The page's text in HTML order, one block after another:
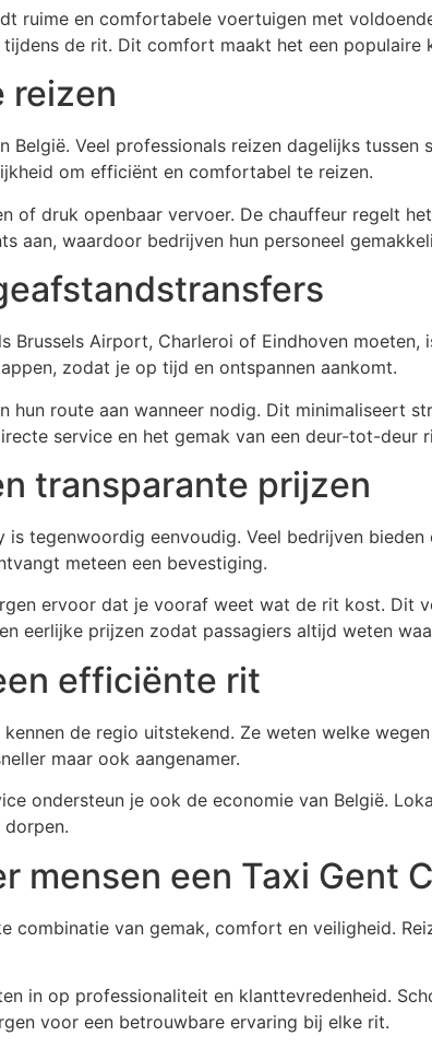
ruime en comfortabele voertuigen met
de rit. Dit comfort maakt het een
reizen
België. Veel professionals reizen dagelijks
om efficiënt en comfortabel te reizen.
of druk openbaar vervoer. De chauffeur regelt
aan, waardoor bedrijven hun personeel
Brussels Airport, Charleroi of Eindhoven
zodat je op tijd en ontspannen aankomt.
hun route aan wanneer nodig. Dit minimaliseert
service en het gemak van een deur-tot-deur
transparante prijzen
is tegenwoordig eenvoudig. Veel bedrijven
meteen een bevestiging.
ervoor dat je vooraf weet wat de rit kost. Dit
eerlijke prijzen zodat passagiers altijd weten
efficiënte rit
de regio uitstekend. Ze weten welke
maar ook aangenamer.
ondersteun je ook de economie van België.
mensen een Taxi Gent
combinatie van gemak, comfort en veiligheid.
in op professionaliteit en klanttevredenheid.
voor een betrouwbare ervaring bij elke rit.